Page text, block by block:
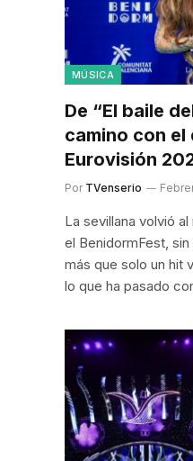
MÚSICA
De “El baile
camino con el
Eurovisión
Por TVenserio
La sevillana volvió
el BenidormFest,
más que solo un hit
lo que ha pasado